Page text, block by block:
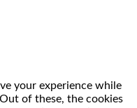
your experience while
of these, the cookies